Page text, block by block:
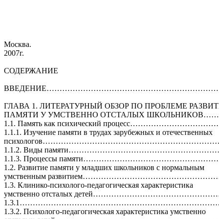
Москва.
2007г.
СОДЕРЖАНИЕ
ГЛАВА 1. ЛИТЕРАТУРНЫЙ ОБЗОР ПО ПРОБЛЕМЕ
ПАМЯТИ У УМСТВЕННО ОТСТАЛЫХ
1.1. Память как психический
1.1.1. Изучение памяти в трудах зарубежных и отечественных
1.1.2. Виды
1.1.3. Процессы
1.2. Развитие памяти у младших школьников с нормальным
умственным
1.3. Клинико-психолого-педагогическая характеристика
умственно отсталых
1.3.2. Психолого-педагогическая характеристика умственно